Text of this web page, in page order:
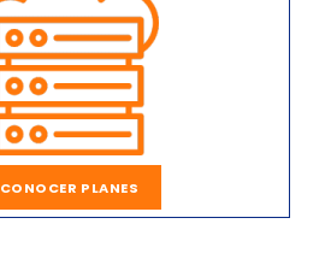
CONOCER PLANES